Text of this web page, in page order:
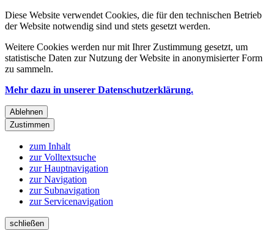
Diese Website verwendet Cookies, die für den technischen Betrieb
der Website notwendig sind und stets gesetzt werden.
Weitere Cookies werden nur mit Ihrer Zustimmung gesetzt, um
statistische Daten zur Nutzung der Website in anonymisierter Form
zu sammeln.
Mehr dazu in unserer Datenschutzerklärung.
Ablehnen
Zustimmen
zum Inhalt
zur Volltextsuche
zur Hauptnavigation
zur Navigation
zur Subnavigation
zur Servicenavigation
schließen